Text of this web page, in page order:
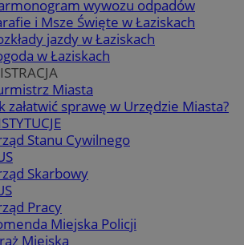
wywozu odpadów
i Msze Święte w Łaziskach
jazdy w Łaziskach
w Łaziskach
Miasta
załatwić sprawę w Urzędzie Miasta?
Stanu Cywilnego
Skarbowy
Pracy
Miejska Policji
Miejska